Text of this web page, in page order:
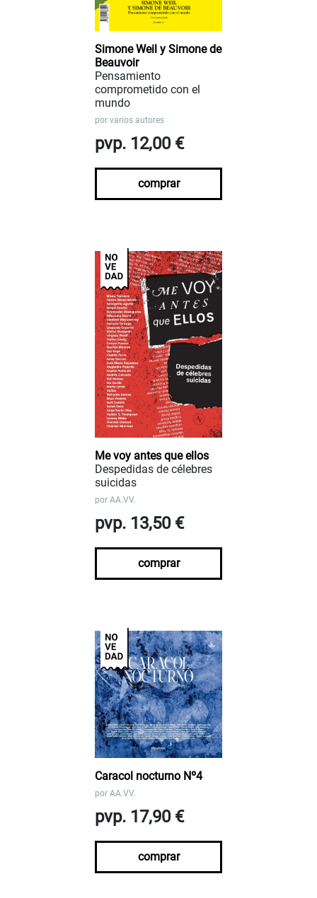
Simone Weil y Simone de
Beauvoir
Pensamiento
comprometido con el
mundo
por varios autores
pvp. 12,00 €
comprar
Me voy antes que ellos
Despedidas de célebres
suicidas
por AA.VV.
pvp. 13,50 €
comprar
Caracol nocturno Nº4
por AA.VV.
pvp. 17,90 €
comprar